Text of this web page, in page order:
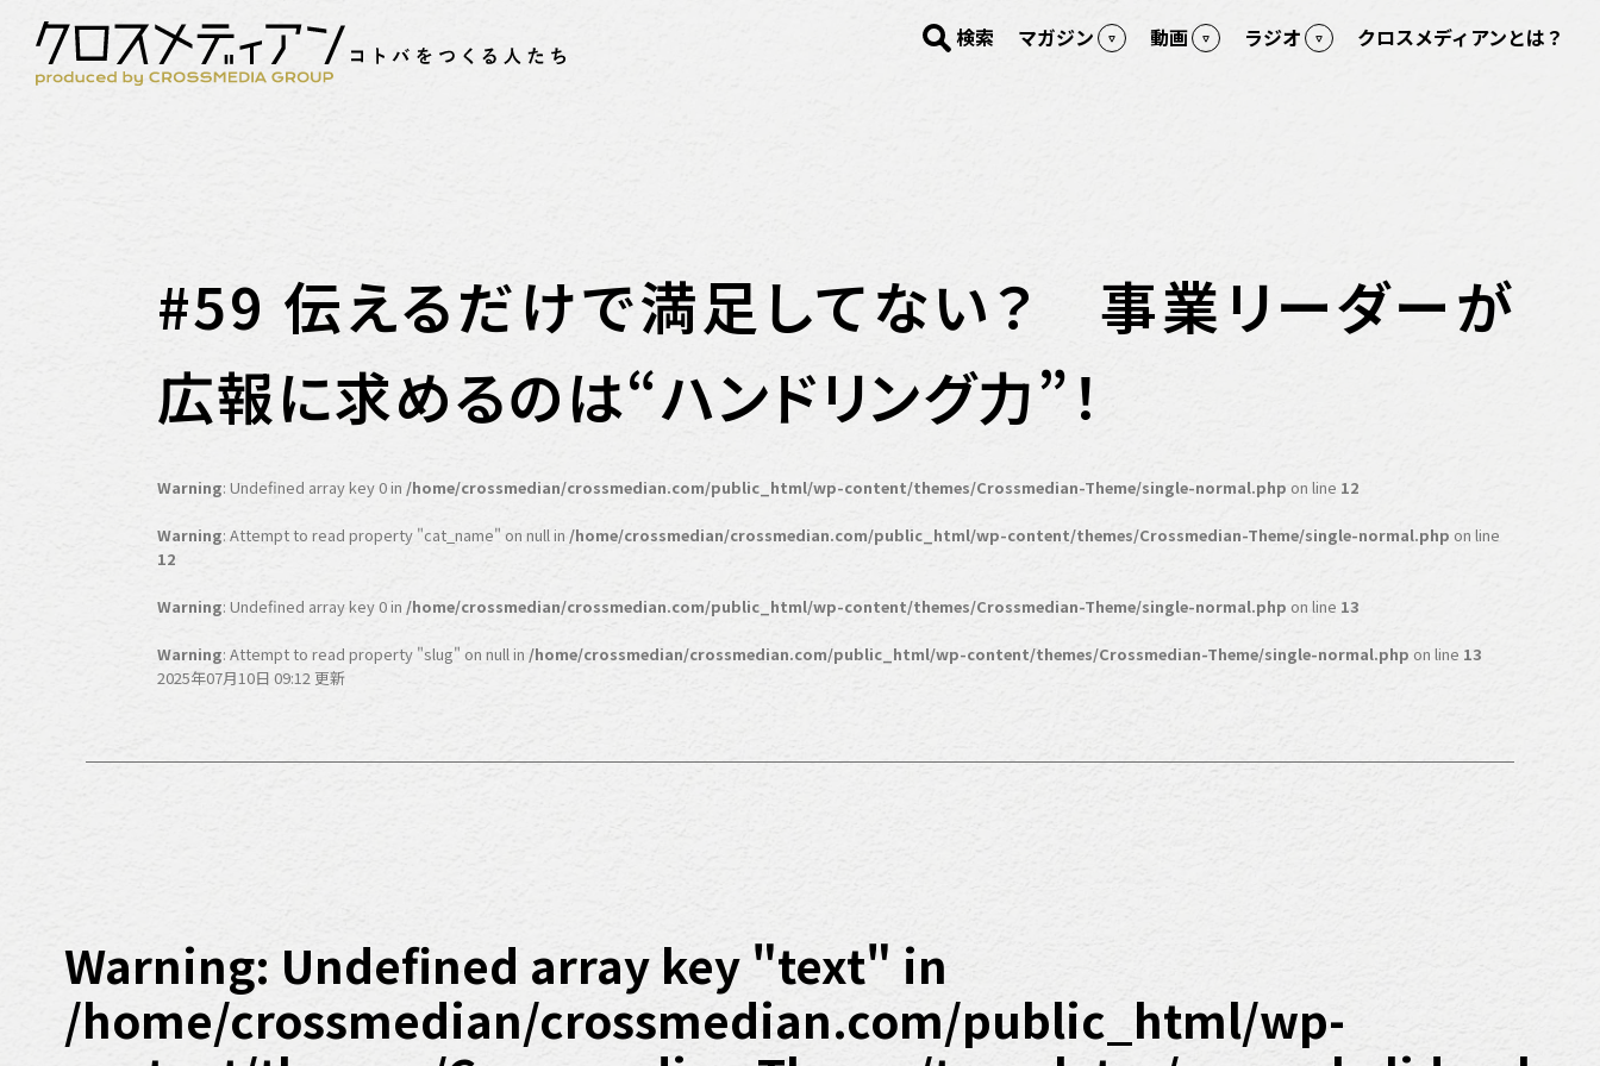
検索 マガジン 動画 ラジオ クロスメディアンとは？
#59 伝えるだけで満足してない？ 事業リーダーが
広報に求めるのは“ハンドリング力”！
Warning: Undefined array key 0 in /home/crossmedian/crossmedian.com/public_html/wp-content/themes/Crossmedian-Theme/single-normal.php on line 12
Warning: Attempt to read property "cat_name" on null in /home/crossmedian/crossmedian.com/public_html/wp-content/themes/Crossmedian-Theme/single-normal.php on line
12
Warning: Undefined array key 0 in /home/crossmedian/crossmedian.com/public_html/wp-content/themes/Crossmedian-Theme/single-normal.php on line 13
Warning: Attempt to read property "slug" on null in /home/crossmedian/crossmedian.com/public_html/wp-content/themes/Crossmedian-Theme/single-normal.php on line 13
2025年07月10日 09:12 更新
Warning: Undefined array key "text" in
/home/crossmedian/crossmedian.com/public_html/wp-